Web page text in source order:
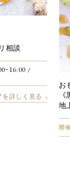
相談
/
を詳しく見る
お
地
開